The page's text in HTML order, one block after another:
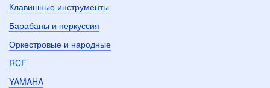
Клавишные инструменты
Барабаны и перкуссия
Оркестровые и народные
RCF
YAMAHA